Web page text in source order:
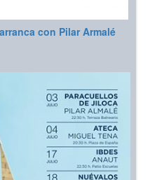
con Pilar Armalé